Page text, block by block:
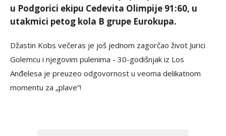
u Podgorici ekipu Cedevita Olimpije 91:60, u
utakmici petog kola B grupe Eurokupa.
Džastin Kobs večeras je još jednom zagorčao život Jurici
Golemcu i njegovim pulenima - 30-godišnjak iz Los
Anđelesa je preuzeo odgovornost u veoma delikatnom
momentu za „plave”!